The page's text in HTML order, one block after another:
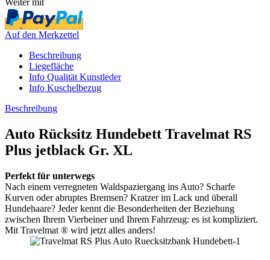
Auf den Merkzettel
Beschreibung
Liegefläche
Info Qualität Kunstleder
Info Kuschelbezug
Beschreibung
Auto Rücksitz Hundebett Travelmat RS
Plus jetblack Gr. XL
Perfekt für unterwegs
Nach einem verregneten Waldspaziergang ins Auto? Scharfe
Kurven oder abruptes Bremsen? Kratzer im Lack und überall
Hundehaare? Jeder kennt die Besonderheiten der Beziehung
zwischen Ihrem Vierbeiner und Ihrem Fahrzeug: es ist kompliziert.
Mit Travelmat ® wird jetzt alles anders!